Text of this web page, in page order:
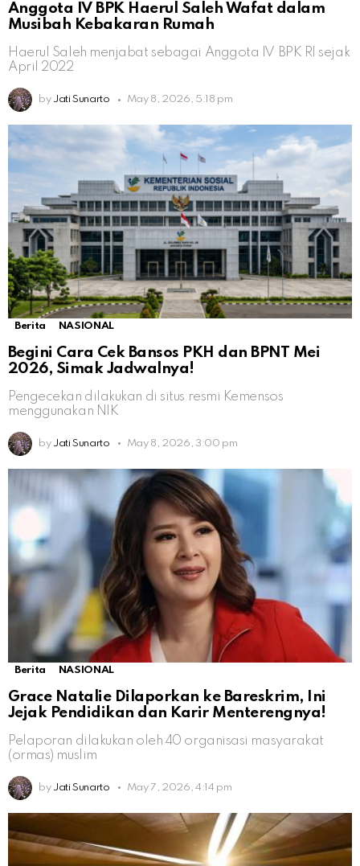
Anggota IV BPK Haerul Saleh Wafat dalam
Musibah Kebakaran Rumah
Haerul Saleh menjabat sebagai Anggota IV BPK RI sejak
April 2022
by Jati Sunarto May 8, 2026, 5:18 pm
Berita NASIONAL
Begini Cara Cek Bansos PKH dan BPNT Mei
2026, Simak Jadwalnya!
Pengecekan dilakukan di situs resmi Kemensos
menggunakan NIK
by Jati Sunarto May 8, 2026, 3:00 pm
Berita NASIONAL
Grace Natalie Dilaporkan ke Bareskrim, Ini
Jejak Pendidikan dan Karir Menterengnya!
Pelaporan dilakukan oleh 40 organisasi masyarakat
(ormas) muslim
by Jati Sunarto May 7, 2026, 4:14 pm